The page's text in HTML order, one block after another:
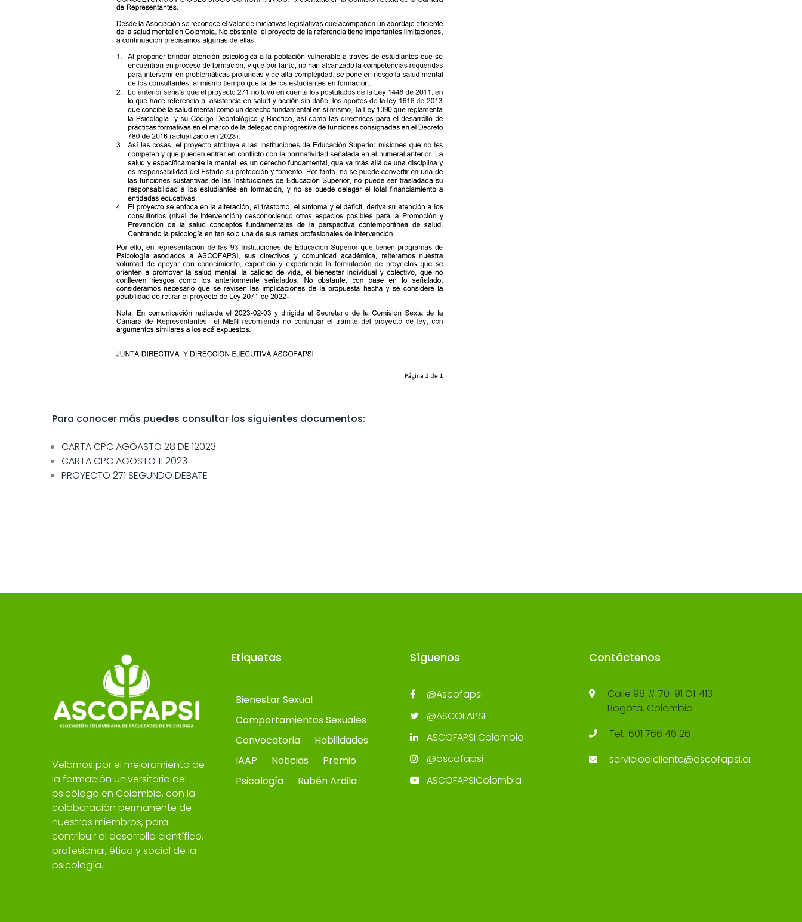
Para conocer más puedes consultar los siguientes documentos:
CARTA CPC AGOASTO 28 DE 12023
CARTA CPC AGOSTO 11 2023
PROYECTO 271 SEGUNDO DEBATE
Velamos por el mejoramiento de
la formación universitaria del
psicólogo en Colombia, con la
colaboración permanente de
nuestros miembros, para
contribuir al desarrollo científico,
profesional, ético y social de la
psicología.
Etiquetas
Bienestar Sexual
Comportamientos Sexuales
Convocatoria
Habilidades
IAAP
Noticias
Premio
Psicología
Rubén Ardila
Síguenos
@Ascofapsi
@ASCOFAPSI
ASCOFAPSI Colombia
@ascofapsi
ASCOFAPSIColombia
Contáctenos
Calle 98 # 70-91 Of 413
Bogotá, Colombia
Tel.: 601 766 46 26
servicioalcliente@ascofapsi.org.co